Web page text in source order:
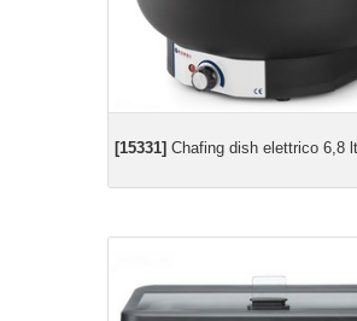
[15331] Chafing dish elettrico 6,8 lt